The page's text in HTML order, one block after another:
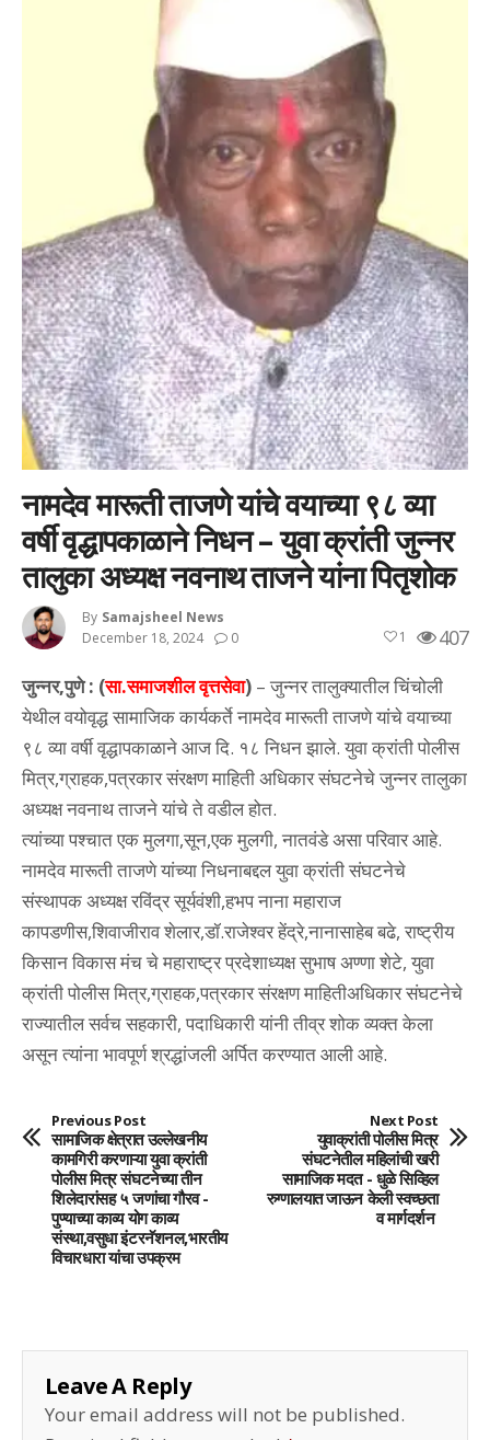
नामदेव मारूती ताजणे यांचे वयाच्या ९८ व्या
वर्षी वृद्धापकाळाने निधन – युवा क्रांती जुन्नर
तालुका अध्यक्ष नवनाथ ताजने यांना पितृशोक
By Samajsheel News
December 18, 2024
0 407
1
जुन्नर,पुणे : (सा.समाजशील वृत्तसेवा) – जुन्नर तालुक्यातील चिंचोली
येथील वयोवृद्ध सामाजिक कार्यकर्ते नामदेव मारूती ताजणे यांचे वयाच्या
९८ व्या वर्षी वृद्धापकाळाने आज दि. १८ निधन झाले. युवा क्रांती पोलीस
मित्र,ग्राहक,पत्रकार संरक्षण माहिती अधिकार संघटनेचे जुन्नर तालुका
अध्यक्ष नवनाथ ताजने यांचे ते वडील होत.
त्यांच्या पश्चात एक मुलगा,सून,एक मुलगी, नातवंडे असा परिवार आहे.
नामदेव मारूती ताजणे यांच्या निधनाबद्दल युवा क्रांती संघटनेचे
संस्थापक अध्यक्ष रविंद्र सूर्यवंशी,हभप नाना महाराज
कापडणीस,शिवाजीराव शेलार,डॉ.राजेश्वर हेंद्रे,नानासाहेब बढे, राष्ट्रीय
किसान विकास मंच चे महाराष्ट्र प्रदेशाध्यक्ष सुभाष अण्णा शेटे, युवा
क्रांती पोलीस मित्र,ग्राहक,पत्रकार संरक्षण माहितीअधिकार संघटनेचे
राज्यातील सर्वच सहकारी, पदाधिकारी यांनी तीव्र शोक व्यक्त केला
असून त्यांना भावपूर्ण श्रद्धांजली अर्पित करण्यात आली आहे.
Previous Post
सामाजिक क्षेत्रात उल्लेखनीय
कामगिरी करणाऱ्या युवा क्रांती
पोलीस मित्र संघटनेच्या तीन
शिलेदारांसह ५ जणांचा गौरव -
पुण्याच्या काव्य योग काव्य
संस्था,वसुधा इंटरनॅशनल,भारतीय
विचारधारा यांचा उपक्रम
Next Post
युवाक्रांती पोलीस मित्र
संघटनेतील महिलांची खरी
सामाजिक मदत - धुळे सिव्हिल
रुग्णालयात जाऊन केली स्वच्छता
व मार्गदर्शन
Leave A Reply
Your email address will not be published.